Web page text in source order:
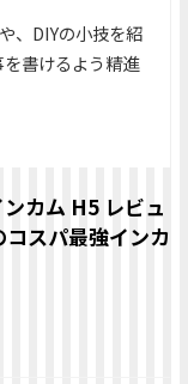
、DIYの小技を紹
書けるよう精進
カム H5 レビュ
スパ最強インカ